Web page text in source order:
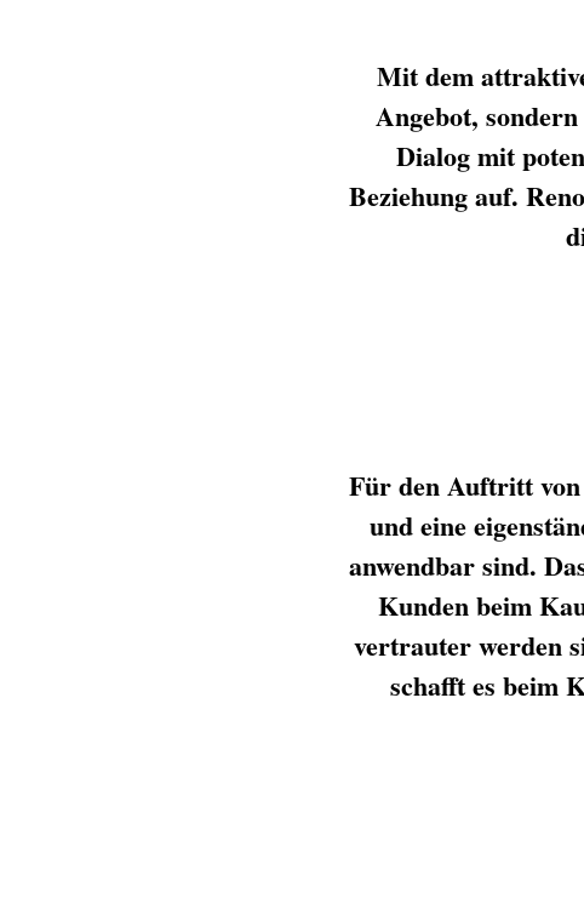
Mit dem
Angebot,
Dialog mit
Beziehung auf.
Für den Auftritt von
und eine
anwendbar sind.
Kunden beim
vertrauter werden
schafft es beim